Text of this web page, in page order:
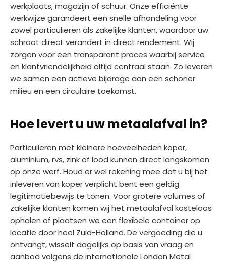
werkplaats, magazijn of schuur. Onze efficiënte
werkwijze garandeert een snelle afhandeling voor
zowel particulieren als zakelijke klanten, waardoor uw
schroot direct verandert in direct rendement. Wij
zorgen voor een transparant proces waarbij service
en klantvriendelijkheid altijd centraal staan. Zo leveren
we samen een actieve bijdrage aan een schoner
milieu en een circulaire toekomst.
Hoe levert u uw metaalafval in?
Particulieren met kleinere hoeveelheden koper,
aluminium, rvs, zink of lood kunnen direct langskomen
op onze werf. Houd er wel rekening mee dat u bij het
inleveren van koper verplicht bent een geldig
legitimatiebewijs te tonen. Voor grotere volumes of
zakelijke klanten komen wij het metaalafval kosteloos
ophalen of plaatsen we een flexibele container op
locatie door heel Zuid-Holland. De vergoeding die u
ontvangt, wisselt dagelijks op basis van vraag en
aanbod volgens de internationale London Metal